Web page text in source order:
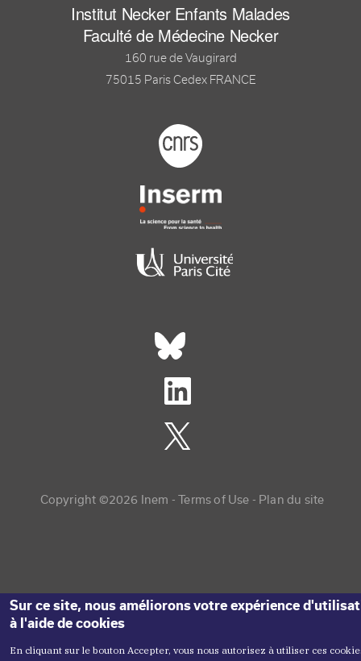
Institut Necker Enfants Malades
Faculté de Médecine Necker
160 rue de Vaugirard
75015 Paris Cedex FRANCE
Footer logo tutelles
Réseaux sociaux footer
Copyright ©2026 Inem -Copyright menu
Terms of Use Plan du site
Sur ce site, nous améliorons votre expérience
à l'aide de cookies
En cliquant sur le bouton Accepter, vous nous autorisez à utiliser ces